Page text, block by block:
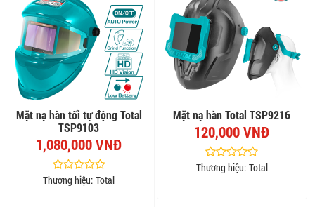
Mặt nạ hàn tối tự động Total
TSP9103
1,080,000 VNĐ
Thương hiệu: Total
Mặt nạ hàn Total TSP9216
120,000 VNĐ
Thương hiệu: Total